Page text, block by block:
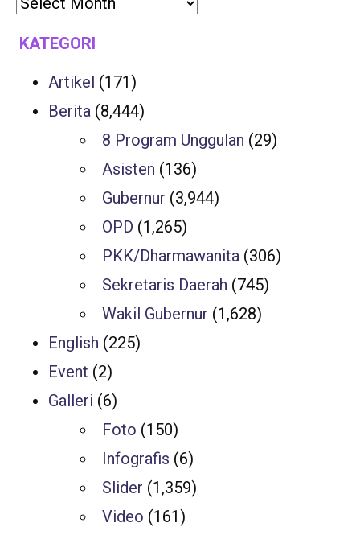
KATEGORI
Artikel (171)
Berita (8,444)
8 Program Unggulan (29)
Asisten (136)
Gubernur (3,944)
OPD (1,265)
PKK/Dharmawanita (306)
Sekretaris Daerah (745)
Wakil Gubernur (1,628)
English (225)
Event (2)
Galleri (6)
Foto (150)
Infografis (6)
Slider (1,359)
Video (161)